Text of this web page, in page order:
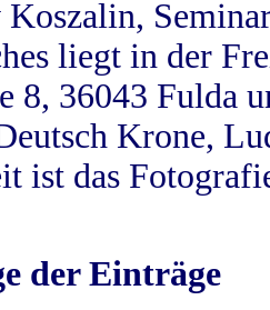
Koszalin,
liegt in der
8, 36043 Fulda
Krone,
ist das
der Einträge